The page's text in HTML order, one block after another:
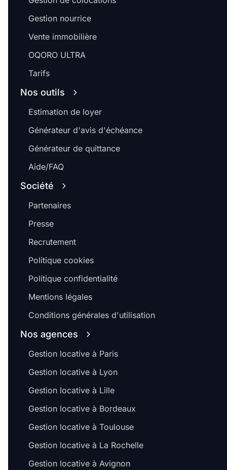
Gestion nourrice
Vente immobilière
OQORO ULTRA
Tarifs
Nos outils
Estimation de loyer
Générateur d'avis d'échéance
Générateur de quittance
Aide/FAQ
Société
Partenaires
Presse
Recrutement
Politique cookies
Politique confidentialité
Mentions légales
Conditions générales d'utilisation
Nos agences
Gestion locative à Paris
Gestion locative à Lyon
Gestion locative à Lille
Gestion locative à Bordeaux
Gestion locative à Toulouse
Gestion locative à La Rochelle
Gestion locative à Avignon